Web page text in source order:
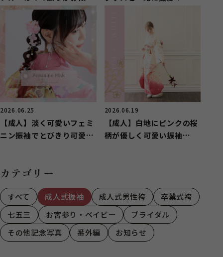
いのお嬢様【長泉町】
2026.06.25
【成人】淡く可愛いフェミ
ニン振袖でとびきり可愛
2026.06.19
【成人】白地にピンクの桜
柄が優しく可愛い振袖
カテゴリー
すべて 成人式振袖 成人式男性袴
卒業式袴
七五三
お宮参り・ベイビー
ブライダル
その他記念写真
番外編 お知らせ